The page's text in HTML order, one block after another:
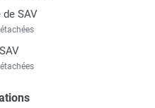
de SAV